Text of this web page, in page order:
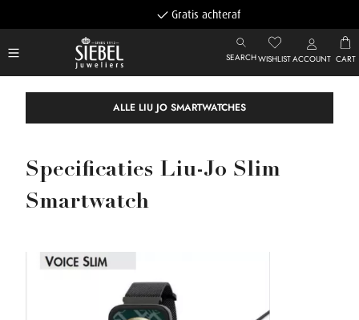
Gratis achteraf betalen
SEARCHWISHLISTACCOUNT CART
ALLE LIU JO SMARTWATCHES
Specificaties Liu-Jo Slim
Smartwatch